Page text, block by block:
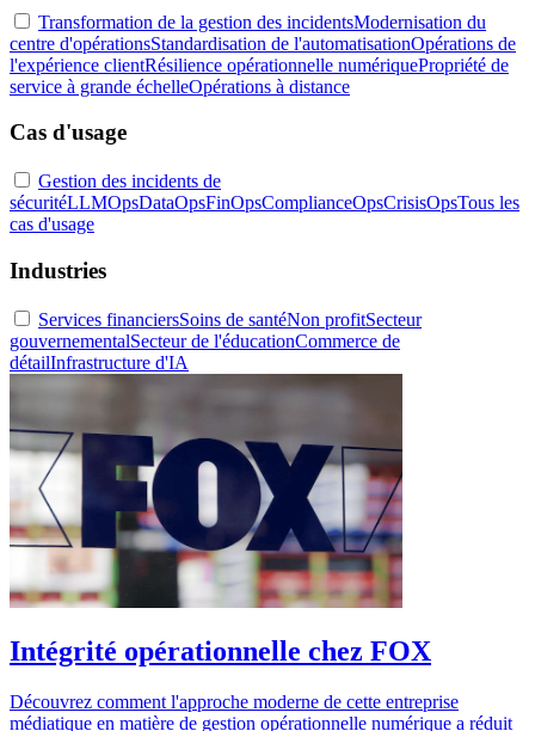
Transformation de la gestion des incidentsModernisation du
centre d'opérationsStandardisation de l'automatisationOpérations de
l'expérience clientRésilience opérationnelle numériquePropriété de
service à grande échelleOpérations à distance
Cas d'usage
Gestion des incidents de
sécuritéLLMOpsDataOpsFinOpsComplianceOpsCrisisOpsTous les
cas d'usage
Industries
Services financiersSoins de santéNon profitSecteur
gouvernementalSecteur de l'éducationCommerce de
détailInfrastructure d'IA
Intégrité opérationnelle chez FOX
Découvrez comment l'approche moderne de cette entreprise
médiatique en matière de gestion opérationnelle numérique a réduit